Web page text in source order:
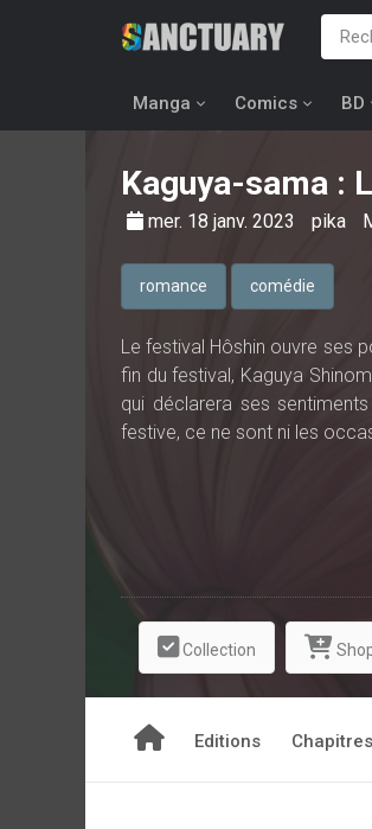
Manga Comics BD
Kaguya-sama :
mer. 18 janv. 2023 pika
romance comédie
Le festival Hôshin ouvre ses
fin du festival, Kaguya
qui déclarera ses
festive, ce ne sont ni les
Collection
Editions Chapitres